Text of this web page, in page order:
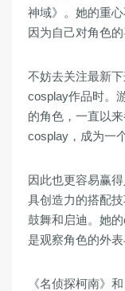
神域》。她的重
因为自己对角色
不妨去关注最新
cosplay作品时。
的角色，一直以
cosplay，成为一
因此也更容易赢
具创造力的搭配
鼓舞和启迪。她
是观察角色的外
《名侦探柯南》